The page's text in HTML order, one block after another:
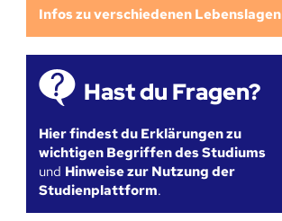
Infos zu verschiedenen Lebenslagen
Hast du Fragen?
Hier findest du Erklärungen zu
wichtigen Begriffen des Studiums
und Hinweise zur Nutzung der
Studienplattform.